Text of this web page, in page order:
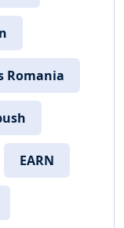
Romania
EARN